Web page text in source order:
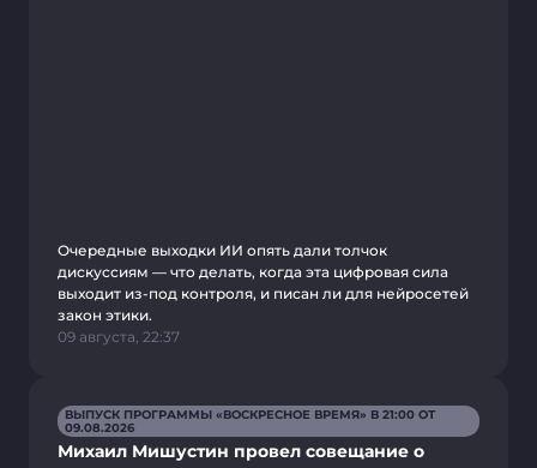
Очередные выходки ИИ опять дали толчок
дискуссиям — что делать, когда эта цифровая сила
выходит из-под контроля, и писан ли для нейросетей
закон этики.
09 августа, 22:37
ВЫПУСК ПРОГРАММЫ «ВОСКРЕСНОЕ ВРЕМЯ» В 21:00 ОТ
09.08.2026
Михаил Мишустин провел совещание о